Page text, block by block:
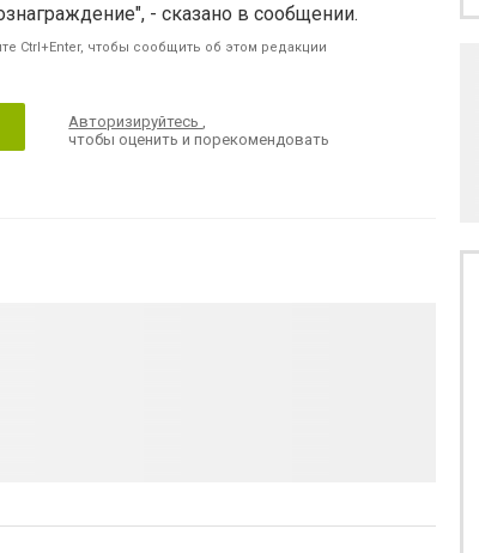
- сказано в сообщении.
Ctrl+Enter, чтобы сообщить об этом редакции
Авторизируйтесь
чтобы оценить и порекомендовать